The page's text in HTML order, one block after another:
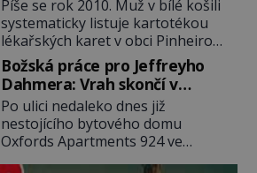
Mona Lisa je jen v restaurátorské
dílně nebo u fotografa. Když se
ukáže pravda, propukne jeden z
největších honů na zloděje v […]
Píše se rok 2010. Muž v bílé košili
systematicky listuje kartotékou
lékařských karet v obci Pinheiro
ležící asi 20 kilometrů od farmy s
podivínským majitelem. Něco tu
nesedí. Ledaže… Ledaže by ta
mladá dívka z farmy byla ne
manželkou, ale dcerou – a všechny
ty děti byly zplozené v incestu. Na
sociálním odboru jednoho z […]
Božská práce pro Jeffreyho
Dahmera: Vrah skončí v
tratolišti krve ve vězeňských
umývárnách
Po ulici nedaleko dnes již
nestojícího bytového domu
Oxfords Apartments 924 ve